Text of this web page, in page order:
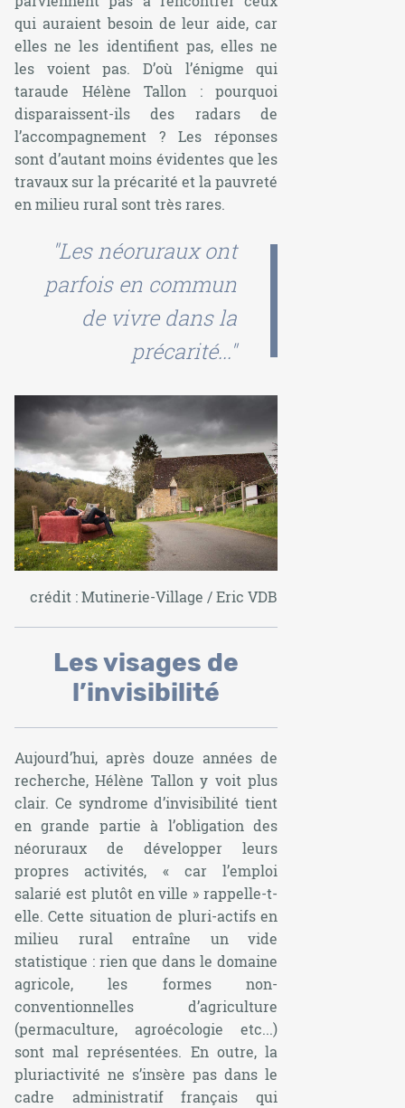
qui auraient besoin de leur aide, car
elles ne les identifient pas, elles ne
les voient pas. D’où l’énigme qui
taraude Hélène Tallon : pourquoi
disparaissent-ils des radars de
l’accompagnement ? Les réponses
sont d’autant moins évidentes que les
travaux sur la précarité et la pauvreté
en milieu rural sont très rares.
"Les néoruraux ont
parfois en commun
de vivre dans la
précarité..."
crédit : Mutinerie-Village / Eric VDB
Les visages de
l’invisibilité
Aujourd’hui, après douze années de
recherche, Hélène Tallon y voit plus
clair. Ce syndrome d’invisibilité tient
en grande partie à l’obligation des
néoruraux de développer leurs
propres activités, « car l’emploi
salarié est plutôt en ville » rappelle-t-
elle. Cette situation de pluri-actifs en
milieu rural entraîne un vide
statistique : rien que dans le domaine
agricole, les formes non-
conventionnelles d’agriculture
(permaculture, agroécologie etc...)
sont mal représentées. En outre, la
pluriactivité ne s’insère pas dans le
cadre administratif français qui